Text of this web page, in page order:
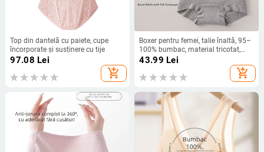
Top din dantelă cu paiete, cupe
încorporate și susținere cu tije
97.08 Lei
add_shopping_cart
Boxer pentru femei, talie înaltă, 95–
100% bumbac, material tricotat,
căptușeală de bumbac la zona
crosei, strângere abdominală
43.99 Lei
add_shopping_cart